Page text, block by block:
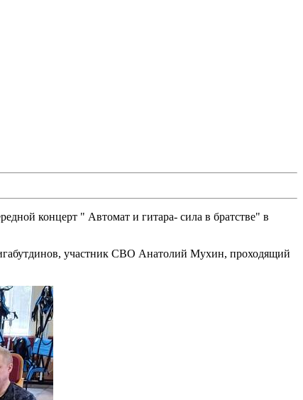
концерт " Автомат и гитара- сила в братстве" в
участник СВО Анатолий Мухин, проходящий